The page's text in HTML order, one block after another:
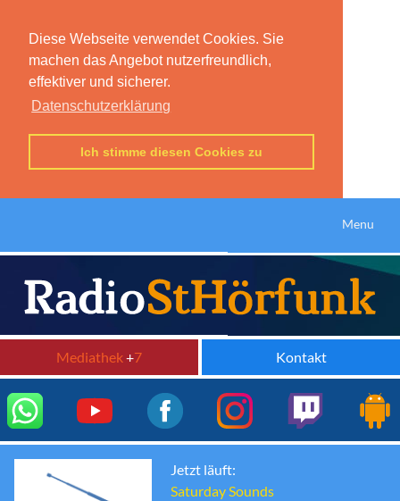
Diese Webseite verwendet Cookies. Sie
machen das Angebot nutzerfreundlich,
effektiver und sicherer.
Datenschutzerklärung
Ich stimme diesen Cookies zu
Menu
Mediathek+7 Kontakt
Jetzt läuft:
Saturday Sounds